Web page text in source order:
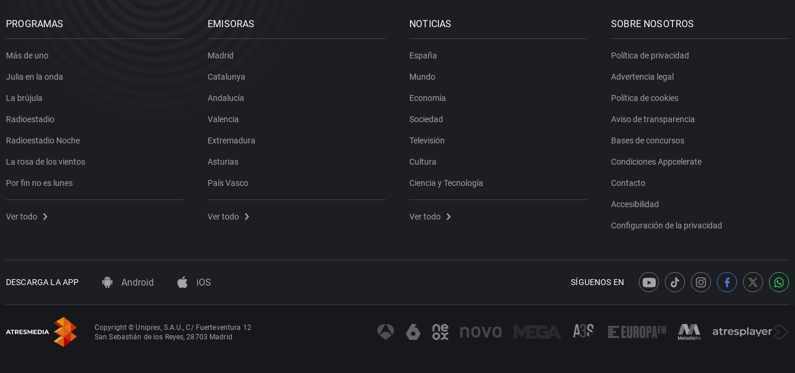
PROGRAMAS
Más de uno
Julia en la onda
La brújula
Radioestadio
Radioestadio Noche
La rosa de los vientos
Por fin no es lunes
Ver todo
EMISORAS
Madrid
Catalunya
Andalucía
Valencia
Extremadura
Asturias
País Vasco
Ver todo
NOTICIAS
España
Mundo
Economía
Sociedad
Televisión
Cultura
Ciencia y Tecnología
Ver todo
SOBRE NOSOTROS
Política de privacidad
Advertencia legal
Política de cookies
Aviso de transparencia
Bases de concursos
Condiciones Appcelerate
Contacto
Accesibilidad
Configuración de la privacidad
DESCARGA LA APP Android iOS SÍGUENOS EN
Copyright © Uniprex, S.A.U., C/ Fuerteventura 12
San Sebastián de los Reyes, 28703 Madrid